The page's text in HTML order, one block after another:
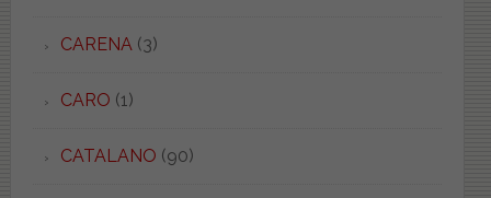
CARENA (3)
CARO (1)
CATALANO (90)